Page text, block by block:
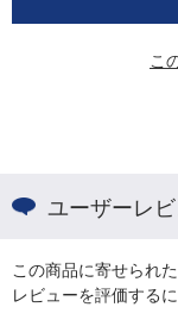
こ
ユーザーレ
この商品に寄せられ
レビューを評価する